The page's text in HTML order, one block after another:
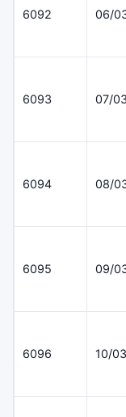
6092 06/
6093 07/
6094 08/
6095 09/
6096 10/